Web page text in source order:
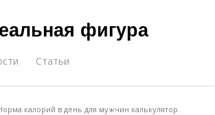
фигура
Статьи
калорий в день для мужчин калькулятор.